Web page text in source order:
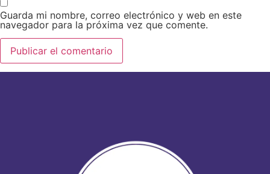
Guarda mi nombre, correo electrónico y web en este
navegador para la próxima vez que comente.